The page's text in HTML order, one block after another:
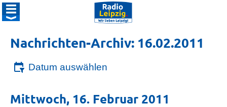
Nachrichten-Archiv: 16.02.2011
Datum auswählen
Mittwoch, 16. Februar 2011